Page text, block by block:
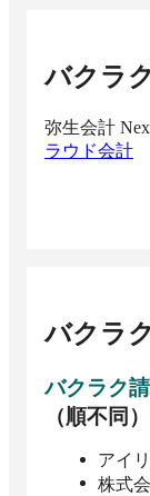
バクラ
弥生会計
ラウド会計
バクラ
バクラク
（順不同）
アイ
株式